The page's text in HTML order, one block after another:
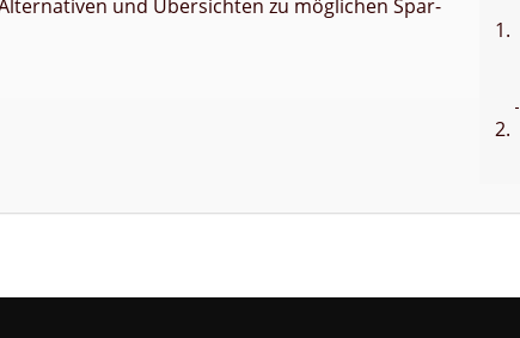
und Übersichten zu möglichen Spar-